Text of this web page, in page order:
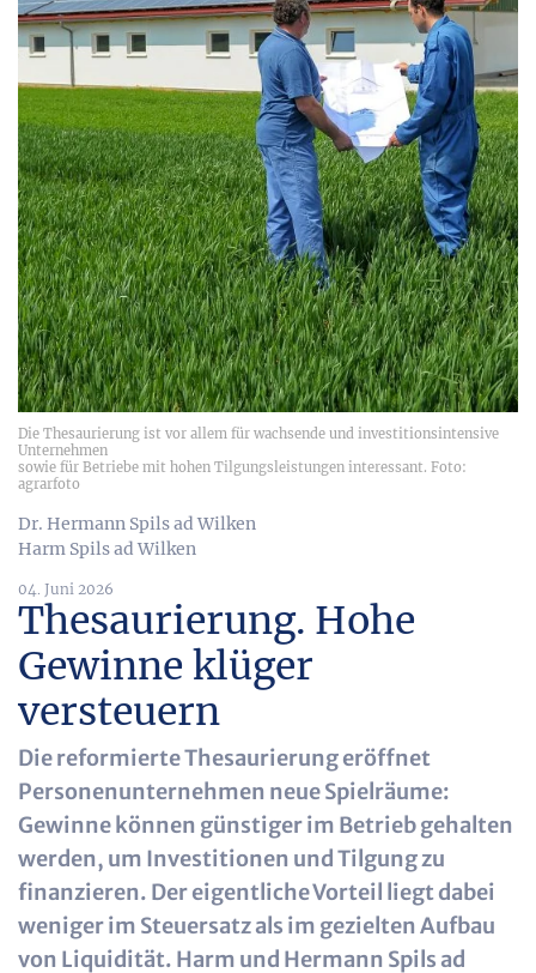
Die Thesaurierung ist vor allem für wachsende und investitionsintensive
Unternehmen
sowie für Betriebe mit hohen Tilgungsleistungen interessant. Foto:
agrarfoto
Dr. Hermann Spils ad Wilken
Harm Spils ad Wilken
04. Juni 2026
Thesaurierung. Hohe
Gewinne klüger
versteuern
Die reformierte Thesaurierung eröffnet
Personenunternehmen neue Spielräume:
Gewinne können günstiger im Betrieb gehalten
werden, um Investitionen und Tilgung zu
finanzieren. Der eigentliche Vorteil liegt dabei
weniger im Steuersatz als im gezielten Aufbau
von Liquidität. Harm und Hermann Spils ad